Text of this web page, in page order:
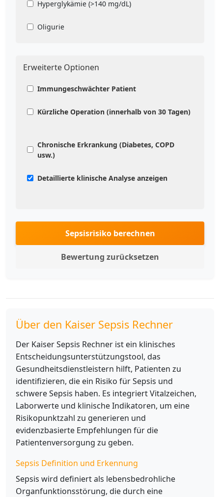
Hyperglykämie (>140 mg/dL)
Oligurie
Erweiterte Optionen
Immungeschwächter Patient
Kürzliche Operation (innerhalb von 30 Tagen)
Chronische Erkrankung (Diabetes, COPD
usw.)
Detaillierte klinische Analyse anzeigen
Sepsisrisiko berechnen
Bewertung zurücksetzen
Über den Kaiser Sepsis Rechner
Der Kaiser Sepsis Rechner ist ein klinisches
Entscheidungsunterstützungstool, das
Gesundheitsdienstleistern hilft, Patienten zu
identifizieren, die ein Risiko für Sepsis und
schwere Sepsis haben. Es integriert Vitalzeichen,
Laborwerte und klinische Indikatoren, um eine
Risikopunktzahl zu generieren und
evidenzbasierte Empfehlungen für die
Patientenversorgung zu geben.
Sepsis Definition und Erkennung
Sepsis wird definiert als lebensbedrohliche
Organfunktionsstörung, die durch eine